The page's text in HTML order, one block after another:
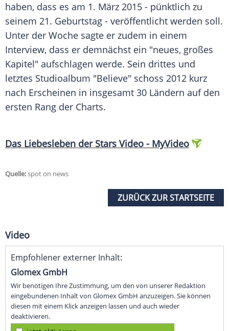
haben, dass es am 1. März 2015 - pünktlich zu
seinem 21. Geburtstag - veröffentlicht werden soll.
Unter der Woche sagte er zudem in einem
Interview, dass er demnächst ein "neues, großes
Kapitel" aufschlagen werde. Sein drittes und
letztes Studioalbum "Believe" schoss 2012 kurz
nach Erscheinen in insgesamt 30 Ländern auf den
ersten Rang der Charts.
Das Liebesleben der Stars Video - MyVideo
Quelle:spot on news
ZURÜCK ZUR STARTSEITE
Video
Empfohlener externer Inhalt:
Glomex GmbH
Wir benötigen Ihre Zustimmung, um den von unserer Redaktion
eingebundenen Inhalt von Glomex GmbH anzuzeigen. Sie können
diesen mit einem Klick anzeigen lassen und auch wieder
deaktivieren.